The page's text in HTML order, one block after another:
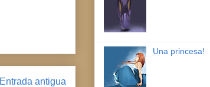
Entrada antigua
Una princesa!